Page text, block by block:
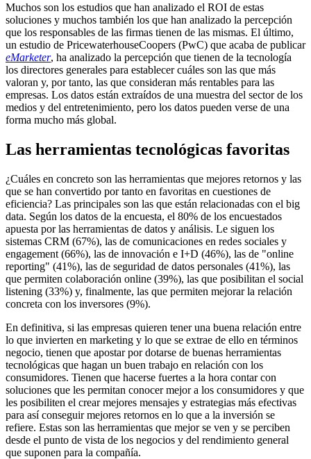
Muchos son los estudios que han analizado el ROI de estas
soluciones y muchos también los que han analizado la percepción
que los responsables de las firmas tienen de las mismas. El último,
un estudio de PricewaterhouseCoopers (PwC) que acaba de publicar
eMarketer, ha analizado la percepción que tienen de la tecnología
los directores generales para establecer cuáles son las que más
valoran y, por tanto, las que consideran más rentables para las
empresas. Los datos están extraídos de una muestra del sector de los
medios y del entretenimiento, pero los datos pueden verse de una
forma mucho más global.
Las herramientas tecnológicas favoritas
¿Cuáles en concreto son las herramientas que mejores retornos y las
que se han convertido por tanto en favoritas en cuestiones de
eficiencia? Las principales son las que están relacionadas con el big
data. Según los datos de la encuesta, el 80% de los encuestados
apuesta por las herramientas de datos y análisis. Le siguen los
sistemas CRM (67%), las de comunicaciones en redes sociales y
engagement (66%), las de innovación e I+D (46%), las de "online
reporting" (41%), las de seguridad de datos personales (41%), las
que permiten colaboración online (39%), las que posibilitan el social
listening (33%) y, finalmente, las que permiten mejorar la relación
concreta con los inversores (9%).
En definitiva, si las empresas quieren tener una buena relación entre
lo que invierten en marketing y lo que se extrae de ello en términos
negocio, tienen que apostar por dotarse de buenas herramientas
tecnológicas que hagan un buen trabajo en relación con los
consumidores. Tienen que hacerse fuertes a la hora contar con
soluciones que les permitan conocer mejor a los consumidores y que
les posibiliten el crear mejores mensajes y estrategias más efectivas
para así conseguir mejores retornos en lo que a la inversión se
refiere. Estas son las herramientas que mejor se ven y se perciben
desde el punto de vista de los negocios y del rendimiento general
que suponen para la compañía.